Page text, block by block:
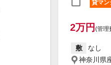
貸マン
2万円 (管理
敷 なし
神奈川県